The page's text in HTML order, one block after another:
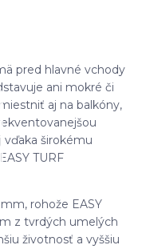
pred hlavné vchody
ani mokré či
aj na balkóny,
vďaka širokému
TURF
rohože EASY
z tvrdých umelých
životnosť a vyššiu